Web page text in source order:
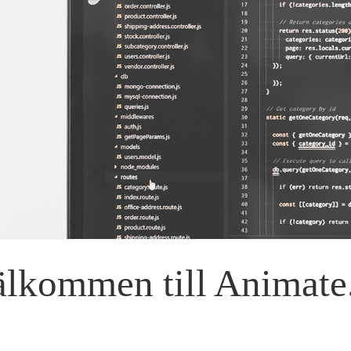
till